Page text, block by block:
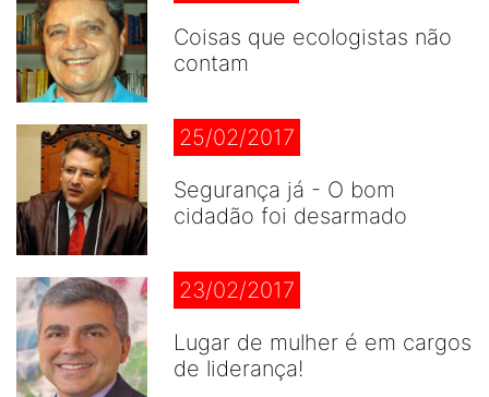
Coisas que ecologistas não
contam
25/02/2017
Segurança já - O bom
cidadão foi desarmado
23/02/2017
Lugar de mulher é em cargos
de liderança!